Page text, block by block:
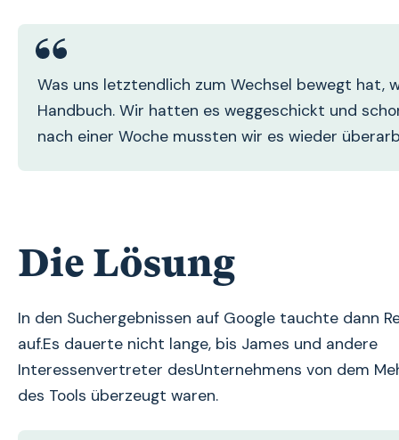
Was uns letztendlich zum Wechsel bewegt hat,
Handbuch. Wir hatten es weggeschickt und
nach einer Woche mussten wir es wieder
Die Lösung
In den Suchergebnissen auf Google tauchte dann
auf.Es dauerte nicht lange, bis James und andere
Interessenvertreter desUnternehmens von dem
des Tools überzeugt waren.